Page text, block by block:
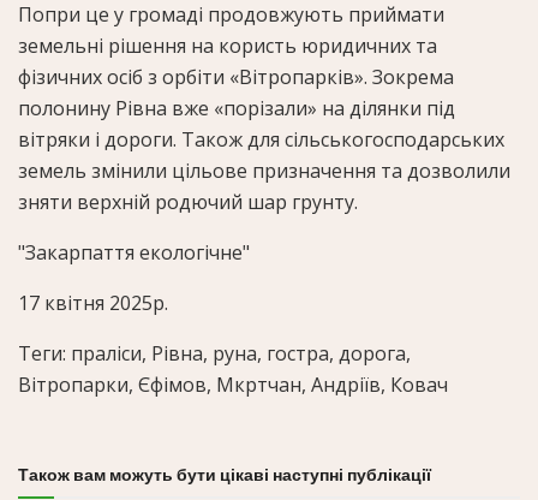
Попри це у громаді продовжують приймати
земельні рішення на користь юридичних та
фізичних осіб з орбіти «Вітропарків». Зокрема
полонину Рівна вже «порізали» на ділянки під
вітряки і дороги. Також для сільськогосподарських
земель змінили цільове призначення та дозволили
зняти верхній родючий шар грунту.
"Закарпаття екологічне"
17 квітня 2025р.
Теги: праліси, Рівна, руна, гостра, дорога,
Вітропарки, Єфімов, Мкртчан, Андріїв, Ковач
Також вам можуть бути цікаві наступні публікації